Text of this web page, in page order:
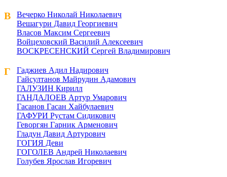
В
Вечерко Николай Николаевич
Вешагури Давид Георгиевич
Власов Максим Сергеевич
Войцеховский Василий Алексеевич
ВОСКРЕСЕНСКИЙ Сергей Владимирович
Г
Гаджиев Адил Надирович
Гайсултанов Майрудин Адамович
ГАЛУЗИН Кирилл
ГАНДАЛОЕВ Артур Умарович
Гасанов Гасан Хайбулаевич
ГАФУРИ Рустам Сидикович
Геворгян Гарник Арменович
Гладун Давид Артурович
ГОГИЯ Деви
ГОГОЛЕВ Андрей Николаевич
Голубев Ярослав Игоревич